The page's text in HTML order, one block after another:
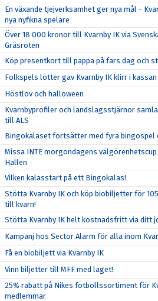
En växande tjejverksamhet ger nya mål -
nya nyfikna spelare
Över 18 000 kronor till Kvarnby IK via
Gräsroten
Köp presentkort till pappa på fars dag och
Folkspels lotter gav Kvarnby IK klirr i kassan
Höstlov och halloween
Kvarnbyprofiler och landslagsstjärnor
till ALS
Bingokalaset fortsätter med fyra bingospel
Missa INTE morgondagens
Hallen
Vilken kalasstart på ett Bingokalas!
Stötta Kvarnby IK och köp biobiljetter för
till kvarn!
Stötta Kvarnby IK helt kostnadsfritt via ditt
Kampanj hos Sector Alarm för alla inom
Få en biobiljett via Kvarnby IK
Vinn biljetter till MFF med laget!
25% rabatt på Nikes fotbollssortiment för
medlemmar